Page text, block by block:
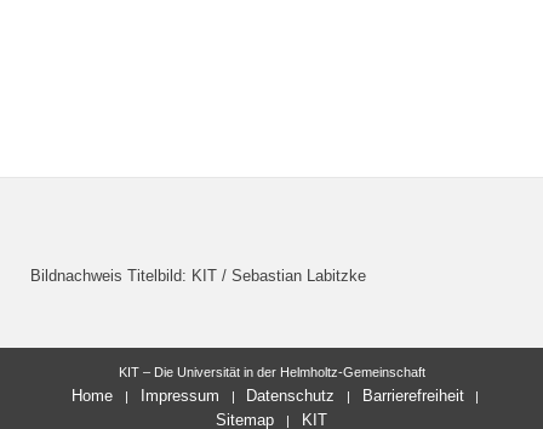
Bildnachweis Titelbild: KIT / Sebastian Labitzke
KIT – Die Universität in der Helmholtz-Gemeinschaft
Home Impressum Datenschutz
Barrierefreiheit
Sitemap
KIT